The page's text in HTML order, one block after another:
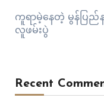
ကူရာမဲ့နေတဲ့ မွန်ပြ
လူဖမ်းပွဲ
Recent